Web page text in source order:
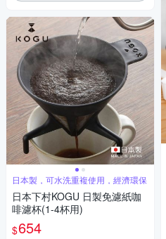
日本製，可水洗重複使用，經濟環保
日本下村KOGU 日製免濾紙咖
啡濾杯(1-4杯用)
$654